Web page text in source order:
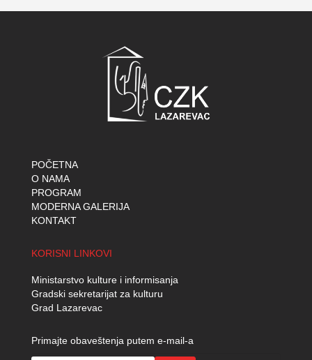
POČETNA
O NAMA
PROGRAM
MODERNA GALERIJA
KONTAKT
KORISNI LINKOVI
Ministarstvo kulture i informisanja
Gradski sekretarijat za kulturu
Grad Lazarevac
Primajte obaveštenja putem e-mail-a